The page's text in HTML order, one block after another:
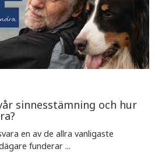
sinnesstämning och hur
en av de allra vanligaste
funderar ...